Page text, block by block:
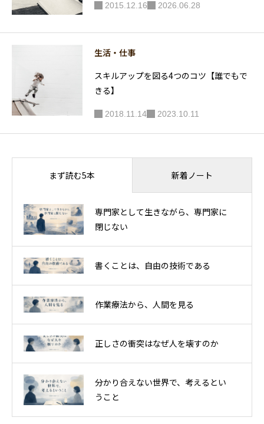
2015.12.16 2026.06.28
生活・仕事
スキルアップを図る4つのコツ【誰でもで
きる】
2018.11.14 2023.10.11
まず読む5本 新着ノート
専門家として生きながら、専門家に
閉じない
書くことは、自由の技術である
作業療法から、人間を見る
正しさの衝突はなぜ人を壊すのか
分かり合えない世界で、考えるとい
うこと